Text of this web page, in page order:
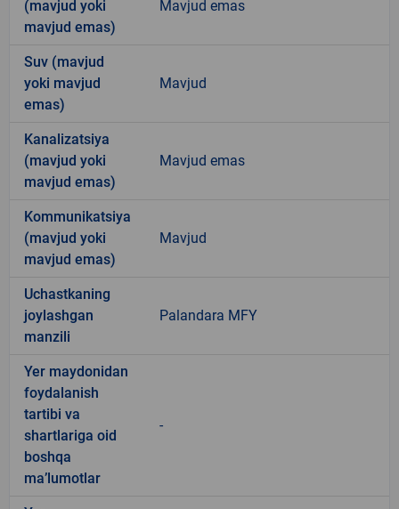
(mavjud yoki
mavjud emas)
Mavjud emas
Suv (mavjud
yoki mavjud
emas)
Mavjud
Kanalizatsiya
(mavjud yoki
mavjud emas)
Mavjud emas
Kommunikatsiya
(mavjud yoki
mavjud emas)
Mavjud
Uchastkaning
joylashgan
manzili
Palandara MFY
Yer maydonidan
foydalanish
tartibi va
shartlariga oid
boshqa
ma’lumotlar
-